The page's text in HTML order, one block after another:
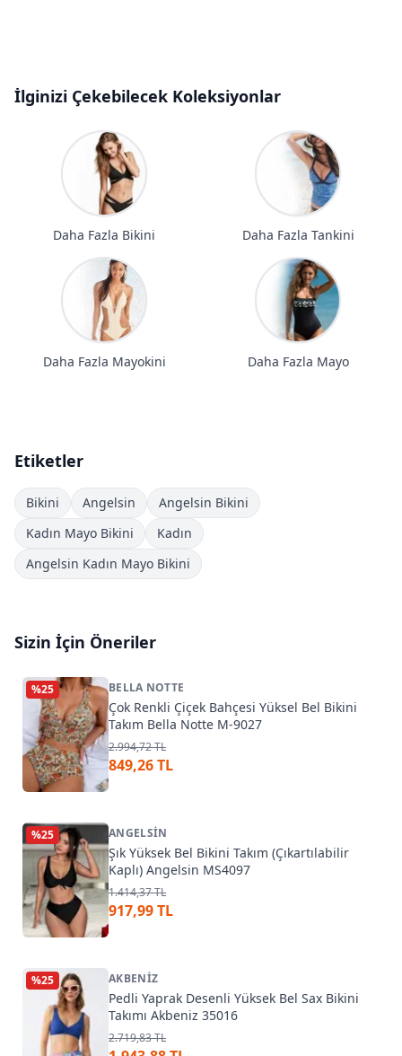
İlginizi Çekebilecek Koleksiyonlar
Daha Fazla Bikini Daha Fazla Tankini
Daha Fazla Mayokini Daha Fazla Mayo
Etiketler
Bikini Angelsin
Angelsin Bikini
Kadın Mayo Bikini
Kadın
Angelsin Kadın Mayo Bikini
Sizin İçin Öneriler
%25 BELLA NOTTE
Çok Renkli Çiçek Bahçesi Yüksel Bel Bikini
Takım Bella Notte M-9027
2.994,72 TL
849,26 TL
%25 ANGELSIN
Şık Yüksek Bel Bikini Takım (Çıkartılabilir
Kaplı) Angelsin MS4097
1.414,37 TL
917,99 TL
%25 AKBENIZ
Pedli Yaprak Desenli Yüksek Bel Sax Bikini
Takımı Akbeniz 35016
2.719,83 TL